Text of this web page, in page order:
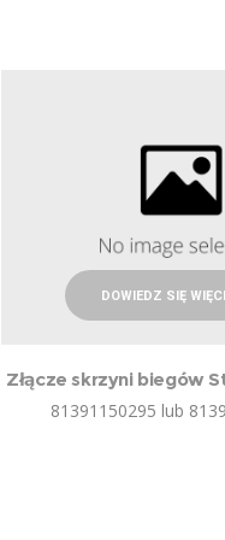
DOWIEDZ SIĘ
Złącze skrzyni biegów
81391150295 lub